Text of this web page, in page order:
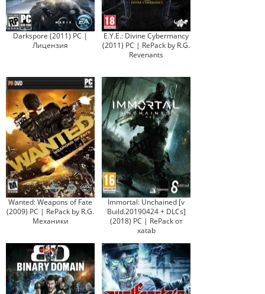
Darkspore (2011) PC |
Лицензия
E.Y.E.: Divine Cybermancy
(2011) PC | RePack by R.G.
Revenants
Wanted: Weapons of Fate
(2009) PC | RePack by R.G.
Механики
Immortal: Unchained [v
Build.20190424 + DLCs]
(2018) PC | RePack от
xatab